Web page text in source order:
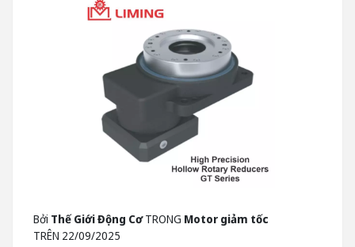
Bởi Thế Giới Động Cơ TRONG Motor giảm tốc
TRÊN 22/09/2025